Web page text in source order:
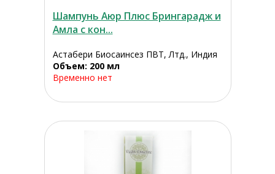
Шампунь Аюр Плюс Брингарадж и
Амла с кон...
Астабери Биосаинсез ПВТ, Лтд., Индия
Объем: 200 мл
Временно нет